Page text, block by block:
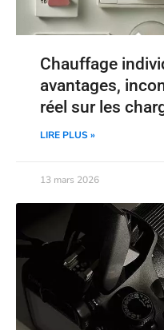
Chauffage
avantages,
réel sur les
LIRE PLUS »
13 mars 2026